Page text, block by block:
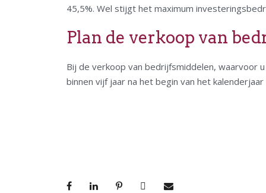
45,5%. Wel stijgt het maximum
Plan de verkoop van
Bij de verkoop van bedrijfsmiddelen, waarvoor
binnen vijf jaar na het begin van het